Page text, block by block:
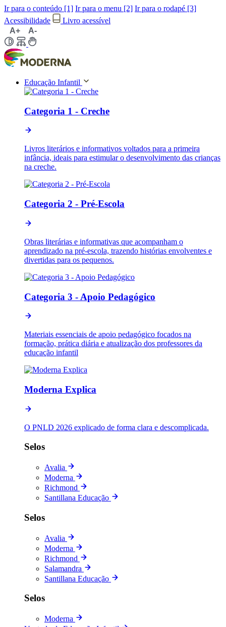
Ir para o conteúdo [1] Ir para o menu [2] Ir para o rodapé [3]
Acessibilidade
Livro acessível
A+
A-
Educação Infantil
Categoria 1 - Creche
Livros literários e informativos voltados para a primeira
infância, ideais para estimular o desenvolvimento das crianças
na creche.
Categoria 2 - Pré-Escola
Obras literárias e informativas que acompanham o
aprendizado na pré-escola, trazendo histórias envolventes e
divertidas para os pequenos.
Categoria 3 - Apoio Pedagógico
Materiais essenciais de apoio pedagógico focados na
formação, prática diária e atualização dos professores da
educação infantil
Moderna Explica
O PNLD 2026 explicado de forma clara e descomplicada.
Selos
Avalia
Moderna
Richmond
Santillana Educação
Selos
Avalia
Moderna
Richmond
Salamandra
Santillana Educação
Selos
Moderna